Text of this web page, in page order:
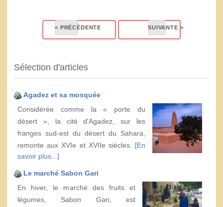
Sélection d'articles
Agadez et sa mosquée
Considérée comme la « porte du
désert », la cité d'Agadez, sur les
franges sud-est du désert du Sahara,
remonte aux XVIe et XVIIe siècles. [En
savoir plus...]
Le marché Sabon Gari
En hiver, le marché des fruits et
légumes, Sabon Gari, est